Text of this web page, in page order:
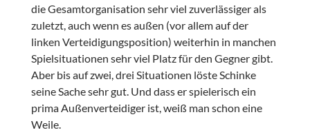
die Gesamtorganisation sehr viel zuverlässiger als
zuletzt, auch wenn es außen (vor allem auf der
linken Verteidigungsposition) weiterhin in manchen
Spielsituationen sehr viel Platz für den Gegner gibt.
Aber bis auf zwei, drei Situationen löste Schinke
seine Sache sehr gut. Und dass er spielerisch ein
prima Außenverteidiger ist, weiß man schon eine
Weile.